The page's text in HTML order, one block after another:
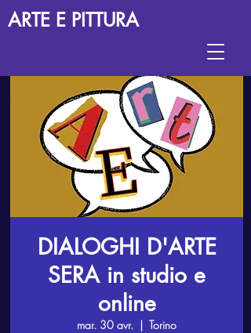
ARTE E PITTURA
DIALOGHI D'ARTE
SERA in studio e
online
mar. 30 avr.
  |
Torino